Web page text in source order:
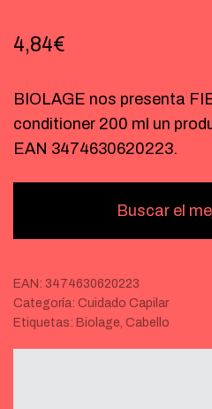
4,84€
BIOLAGE nos presenta
conditioner 200 ml un
EAN 3474630620223.
Buscar el
EAN: 3474630620223
Categoría: Cuidado Capilar
Etiquetas: Biolage, Cabello